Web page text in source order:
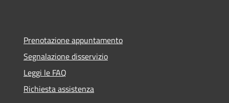
Prenotazione appuntamento
Segnalazione disservizio
Leggi le FAQ
Richiesta assistenza